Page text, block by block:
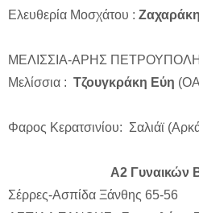
Ελευθερία Μοσχάτου :
ΜΕΛΙΣΣΙΑ-ΑΡΗΣ
Μελίσσια : Τζουγκράκη Εύη
Φαρος Κερατσινίου: Σαλιάϊ
Α2 Γυναικών
Σέρρες-Ασπίδα Ξάνθης 65-56